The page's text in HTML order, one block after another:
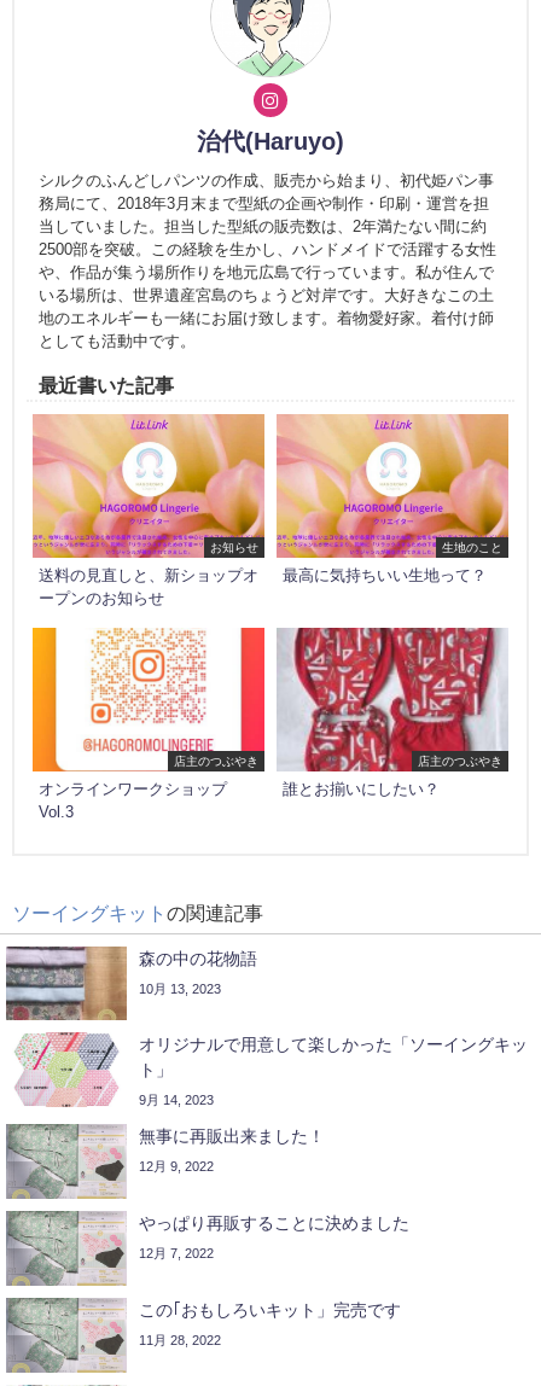
治代(Haruyo)
シルクのふんどしパンツの作成、販売から始まり、初代姫パン事
務局にて、2018年3月末まで型紙の企画や制作・印刷・運営を担
当していました。担当した型紙の販売数は、2年満たない間に約
2500部を突破。この経験を生かし、ハンドメイドで活躍する女性
や、作品が集う場所作りを地元広島で行っています。私が住んで
いる場所は、世界遺産宮島のちょうど対岸です。大好きなこの土
地のエネルギーも一緒にお届け致します。着物愛好家。着付け師
としても活動中です。
最近書いた記事
お知らせ
送料の見直しと、新ショップオ
ープンのお知らせ
生地のこと
最高に気持ちいい生地って？
店主のつぶやき
オンラインワークショップ
Vol.3
店主のつぶやき
誰とお揃いにしたい？
ソーイングキット の関連記事
森の中の花物語
10月 13, 2023
オリジナルで用意して楽しかった「ソーイングキッ
ト」
9月 14, 2023
無事に再販出来ました！
12月 9, 2022
やっぱり再販することに決めました
12月 7, 2022
この｢おもしろいキット」完売です
11月 28, 2022